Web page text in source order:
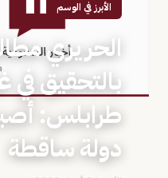
الأبرز في الوسم
الحريري
بالتحقيق
طرابلس:
دولة ساقطة